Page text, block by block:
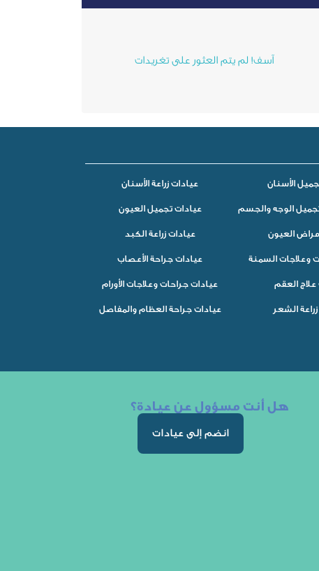
آسف! لم يتم العثور على تغريدات
الأسنان عيادات زراعة الأسنان
الوجه والجسم عيادات تجميل العيون
العيون عيادات زراعة الكبد
وعلاجات السمنة عيادات جراحة الأعصاب
علاج العقم عيادات جراحات وعلاجات الأورام
الشعر عيادات جراحة العظام والمفاصل
هل أنت مسؤول عن عيادة؟
انضم إلى عيادات